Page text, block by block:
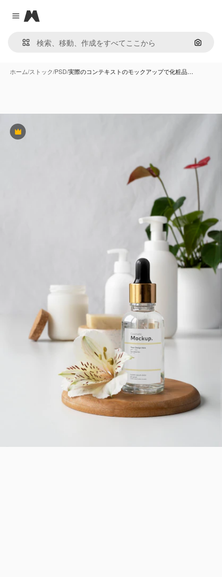
Close menu
Magnific
画像で
ホーム/ストック/PSD/実際のコンテキストのモックアップで化粧品…
Premium